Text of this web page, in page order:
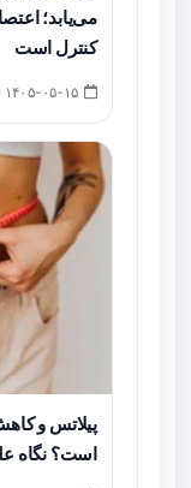
می‌یابد؛
کنترل است
پیلاتس و
است؟ نگاه